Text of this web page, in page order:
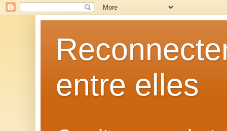
entre elles